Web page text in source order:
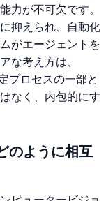
力が不可欠です。
抑えられ、自動化
がエージェントを
な考え方は、
プロセスの一部と
なく、内包的にす
のように相互